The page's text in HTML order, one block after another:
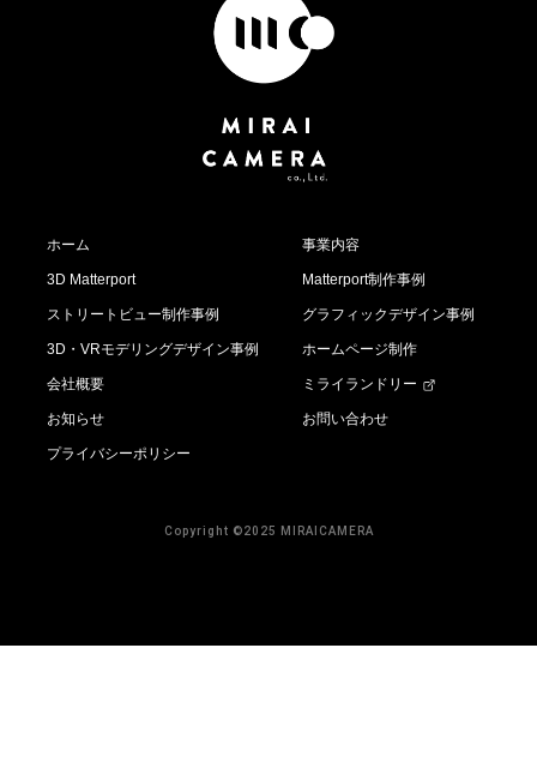
ホーム 事業内容
3D Matterport Matterport制作事例
ストリートビュー制作事例 グラフィックデザイン事例
3D・VRモデリングデザイン事例 ホームページ制作
会社概要 ミライランドリー
お知らせ お問い合わせ
プライバシーポリシー
Copyright ©2025 MIRAICAMERA